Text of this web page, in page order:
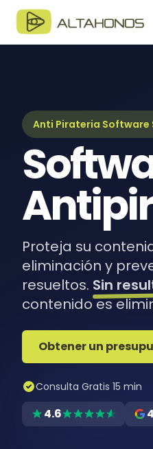
Anti Pirateria Software
Proteja su
eliminación y
resueltos. Sin
contenido es
Obtener un
Consulta Gratis 15 min
4.6